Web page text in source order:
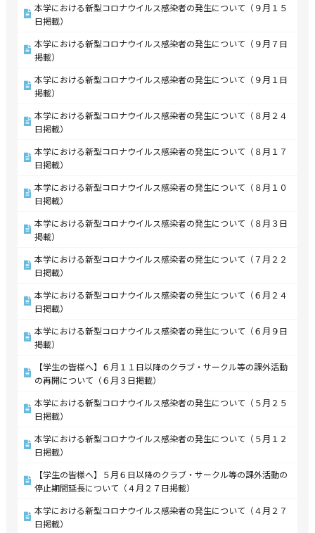
本学における新型コロナウイルス感染者の発生について（９月１５
日掲載）
本学における新型コロナウイルス感染者の発生について（９月７日
掲載）
本学における新型コロナウイルス感染者の発生について（９月１日
掲載）
本学における新型コロナウイルス感染者の発生について（８月２４
日掲載）
本学における新型コロナウイルス感染者の発生について（８月１７
日掲載）
本学における新型コロナウイルス感染者の発生について（８月１０
日掲載）
本学における新型コロナウイルス感染者の発生について（８月３日
掲載）
本学における新型コロナウイルス感染者の発生について（７月２２
日掲載）
本学における新型コロナウイルス感染者の発生について（６月２４
日掲載）
本学における新型コロナウイルス感染者の発生について（６月９日
掲載）
【学生の皆様へ】６月１１日以降のクラブ・サークル等の課外活動
の再開について（６月３日掲載）
本学における新型コロナウイルス感染者の発生について（５月２５
日掲載）
本学における新型コロナウイルス感染者の発生について（５月１２
日掲載）
【学生の皆様へ】５月６日以降のクラブ・サークル等の課外活動の
停止期間延長について（４月２７日掲載）
本学における新型コロナウイルス感染者の発生について（４月２７
日掲載）